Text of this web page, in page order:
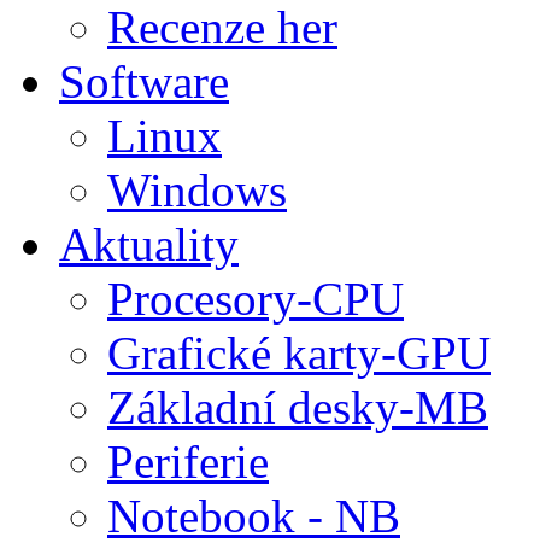
Recenze her
Software
Linux
Windows
Aktuality
Procesory-CPU
Grafické karty-GPU
Základní desky-MB
Periferie
Notebook - NB